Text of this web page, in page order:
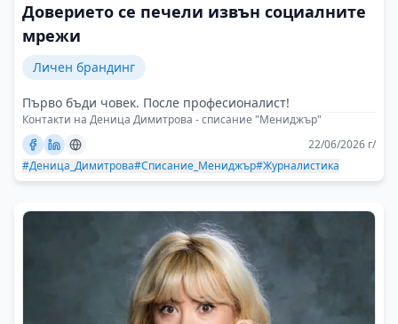
Доверието се печели извън социалните
мрежи
Личен брандинг
Първо бъди човек. После професионалист!
Контакти на Деница Димитрова - списание "Мениджър"
22/06/2026 г/
#Деница_Димитрова#Списание_Мениджър#Журналистика